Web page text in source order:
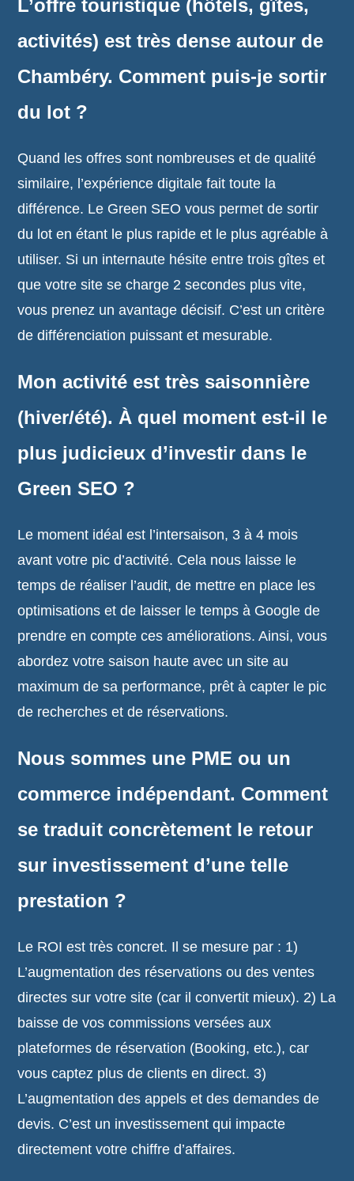
L’offre touristique (hôtels, gîtes,
activités) est très dense autour de
Chambéry. Comment puis-je sortir
du lot ?
Quand les offres sont nombreuses et de qualité
similaire, l’expérience digitale fait toute la
différence. Le Green SEO vous permet de sortir
du lot en étant le plus rapide et le plus agréable à
utiliser. Si un internaute hésite entre trois gîtes et
que votre site se charge 2 secondes plus vite,
vous prenez un avantage décisif. C’est un critère
de différenciation puissant et mesurable.
Mon activité est très saisonnière
(hiver/été). À quel moment est-il le
plus judicieux d’investir dans le
Green SEO ?
Le moment idéal est l’intersaison, 3 à 4 mois
avant votre pic d’activité. Cela nous laisse le
temps de réaliser l’audit, de mettre en place les
optimisations et de laisser le temps à Google de
prendre en compte ces améliorations. Ainsi, vous
abordez votre saison haute avec un site au
maximum de sa performance, prêt à capter le pic
de recherches et de réservations.
Nous sommes une PME ou un
commerce indépendant. Comment
se traduit concrètement le retour
sur investissement d’une telle
prestation ?
Le ROI est très concret. Il se mesure par : 1)
L’augmentation des réservations ou des ventes
directes sur votre site (car il convertit mieux). 2) La
baisse de vos commissions versées aux
plateformes de réservation (Booking, etc.), car
vous captez plus de clients en direct. 3)
L’augmentation des appels et des demandes de
devis. C’est un investissement qui impacte
directement votre chiffre d’affaires.